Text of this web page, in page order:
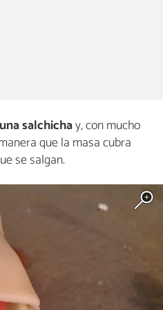
salchichay, con mucho
que la masa cubra
se salgan.